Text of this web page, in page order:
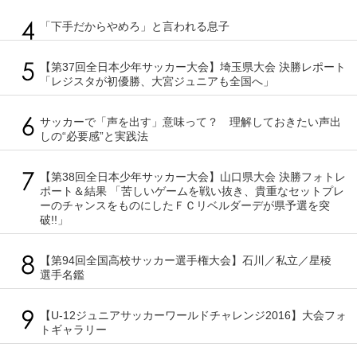
「下手だからやめろ」と言われる息子
【第37回全日本少年サッカー大会】埼玉県大会 決勝レポート
「レジスタが初優勝、大宮ジュニアも全国へ」
サッカーで「声を出す」意味って？ 理解しておきたい声出
しの“必要感”と実践法
【第38回全日本少年サッカー大会】山口県大会 決勝フォトレ
ポート＆結果 「苦しいゲームを戦い抜き、貴重なセットプレ
ーのチャンスをものにしたＦＣリベルダーデが県予選を突
破!!」
【第94回全国高校サッカー選手権大会】石川／私立／星稜
選手名鑑
【U-12ジュニアサッカーワールドチャレンジ2016】大会フォ
トギャラリー